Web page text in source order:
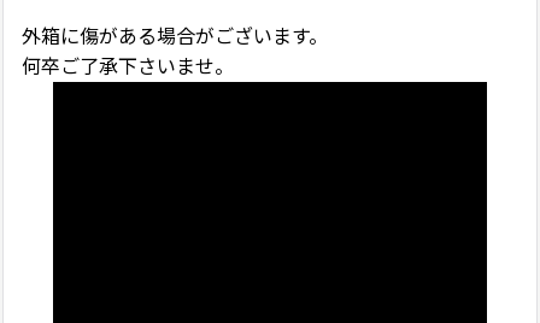
外箱に傷がある場合がございます。
何卒ご了承下さいませ。